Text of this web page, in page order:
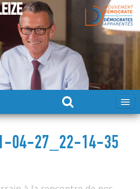
2024
04-27_22-14-35